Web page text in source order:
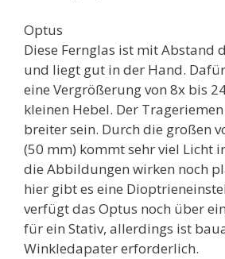
Optus
Diese Fernglas ist mit Abstand
und liegt gut in der Hand.
eine Vergrößerung von 8x bis
kleinen Hebel. Der
breiter sein. Durch die großen
(50 mm) kommt sehr viel Licht
die Abbildungen wirken noch
hier gibt es eine
verfügt das Optus noch über
für ein Stativ, allerdings ist
Winkledapater erforderlich.